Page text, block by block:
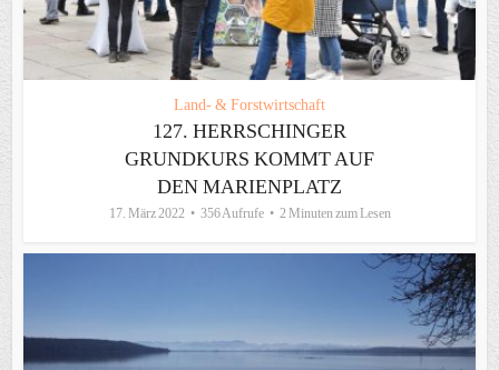
Land- & Forstwirtschaft
127. HERRSCHINGER
GRUNDKURS KOMMT AUF
DEN MARIENPLATZ
17. März 2022 356 Aufrufe 2 Minuten zum Lesen